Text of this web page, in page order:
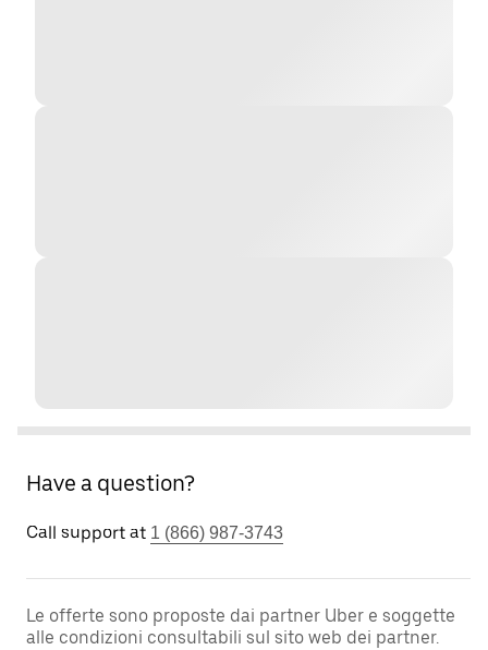
Have a question?
Call support at 1 (866) 987-3743
Le offerte sono proposte dai partner Uber e soggette
alle condizioni consultabili sul sito web dei partner.